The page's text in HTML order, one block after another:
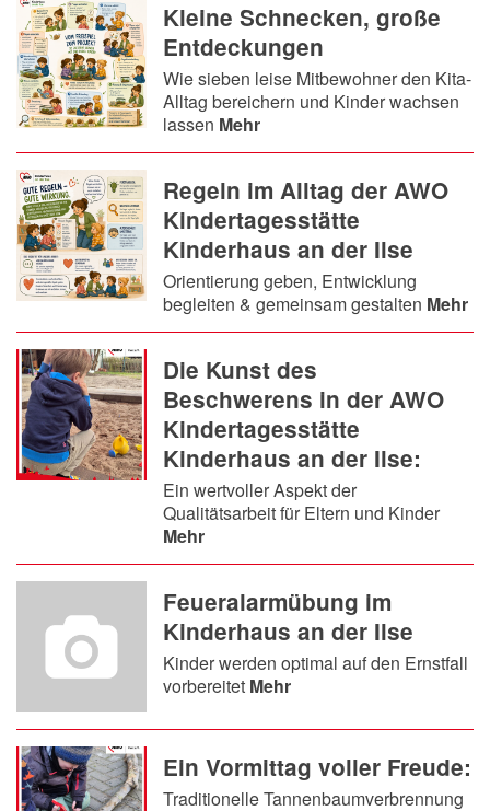
Kleine Schnecken, große
Entdeckungen
Wie sieben leise Mitbewohner den Kita-
Alltag bereichern und Kinder wachsen
lassen Mehr
Regeln im Alltag der AWO
Kindertagesstätte
Kinderhaus an der Ilse
Orientierung geben, Entwicklung
begleiten & gemeinsam gestalten Mehr
Die Kunst des
Beschwerens in der AWO
Kindertagesstätte
Kinderhaus an der Ilse:
Ein wertvoller Aspekt der
Qualitätsarbeit für Eltern und Kinder
Mehr
Feueralarmübung im
Kinderhaus an der Ilse
Kinder werden optimal auf den Ernstfall
vorbereitet Mehr
Ein Vormittag voller Freude:
Traditionelle Tannenbaumverbrennung